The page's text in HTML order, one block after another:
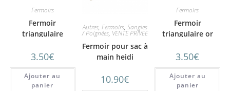
Fermoirs
Fermoir
triangulaire
3.50€
Ajouter au
panier
Autres, Fermoirs, Sangles
/ Poignées, VENTE PRIVEE
Fermoir pour sac à
main heidi
10.90€
Fermoirs
Fermoir
triangulaire or
3.50€
Ajouter au
panier